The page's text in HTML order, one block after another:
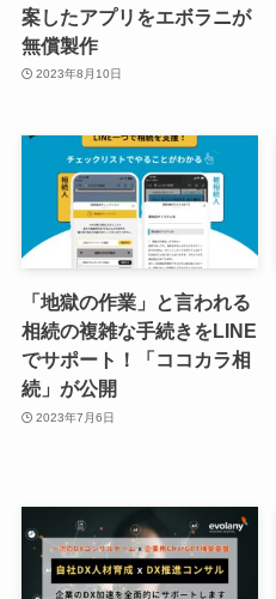
案したアプリをエボラニが
無償製作
2023年8月10日
「地獄の作業」と言われる
相続の複雑な手続きをLINE
でサポート！「ココカラ相
続」が公開
2023年7月6日